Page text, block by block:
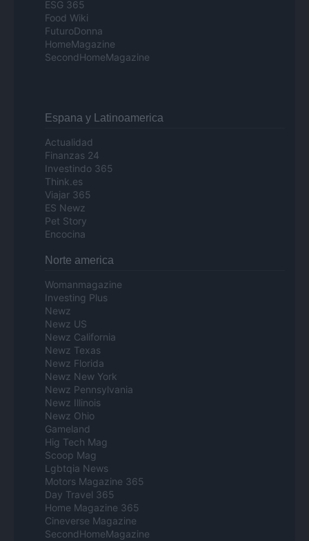
ESG 365
Food Wiki
FuturoDonna
HomeMagazine
SecondHomeMagazine
Espana y Latinoamerica
Actualidad
Finanzas 24
Investindo 365
Think.es
Viajar 365
ES Newz
Pet Story
Encocina
Norte america
Womanmagazine
Investing Plus
Newz
Newz US
Newz California
Newz Texas
Newz Florida
Newz New York
Newz Pennsylvania
Newz Illinois
Newz Ohio
Gameland
Hig Tech Mag
Scoop Mag
Lgbtqia News
Motors Magazine 365
Day Travel 365
Home Magazine 365
Cineverse Magazine
SecondHomeMagazine